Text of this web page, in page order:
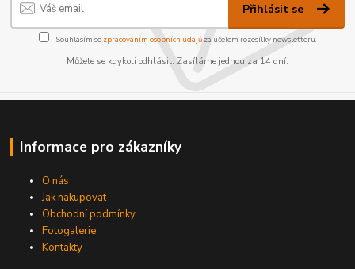
Přihlásit se
Souhlasím se zpracováním osobních údajůza účelem rozesílky newsletteru.
Můžete se kdykoli odhlásit. Zasíláme jednou za 14 dní.
Informace pro zákazníky
O nás
Jak nakupovat
Obchodní podmínky
Fotogalerie
Kontakty